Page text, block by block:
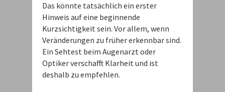
Das könnte tatsächlich ein erster
Hinweis auf eine beginnende
Kurzsichtigkeit sein. Vor allem, wenn
Veränderungen zu früher erkennbar sind.
Ein Sehtest beim Augenarzt oder
Optiker verschafft Klarheit und ist
deshalb zu empfehlen.